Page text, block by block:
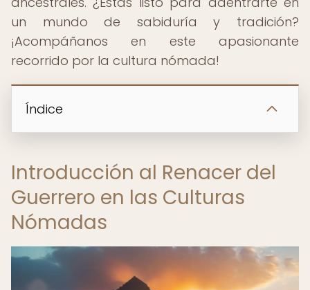
un mundo de sabiduría y tradición?
¡Acompáñanos en este apasionante
recorrido por la cultura nómada!
Índice
Introducción al Renacer del
Guerrero en las Culturas
Nómadas